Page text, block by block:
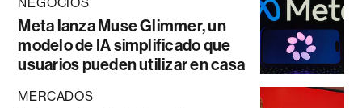
Meta lanza Muse Glimmer, un
modelo de IA simplificado que
usuarios pueden utilizar en casa
MERCADOS